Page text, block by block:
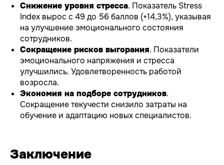
Снижение уровня стресса. Показатель Stress
Index вырос с 49 до 56 баллов (+14,3%), указывая
на улучшение эмоционального состояния
сотрудников.
Сокращение рисков выгорания. Показатели
эмоционального напряжения и стресса
улучшились. Удовлетворенность работой
возросла.
Экономия на подборе сотрудников.
Сокращение текучести снизило затраты на
обучение и адаптацию новых специалистов.
Заключение
Всероссийский проект
«Корпоративное благополучие»
Скачать приложение